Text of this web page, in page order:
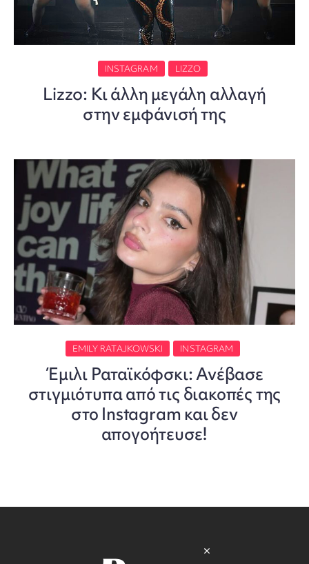
INSTAGRAM LIZZO
Lizzo: Κι άλλη μεγάλη αλλαγή
στην εμφάνισή της
EMILY RATAJKOWSKI INSTAGRAM
Έμιλι Ραταϊκόφσκι: Ανέβασε
στιγμιότυπα από τις διακοπές της
στο Instagram και δεν
απογοήτευσε!